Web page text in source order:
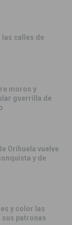
las calles de
moros y
guerrilla de
Orihuela vuelve
y de
y color las
sus patronas